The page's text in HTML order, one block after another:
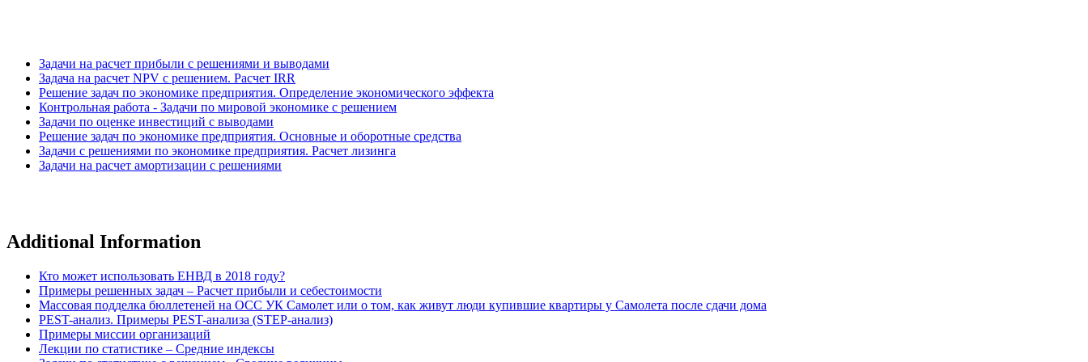
Задачи на расчет прибыли с решениями и выводами
Задача на расчет NPV с решением. Расчет IRR
Решение задач по экономике предприятия. Определение экономического эффекта
Контрольная работа - Задачи по мировой экономике с решением
Задачи по оценке инвестиций с выводами
Решение задач по экономике предприятия. Основные и оборотные средства
Задачи с решениями по экономике предприятия. Расчет лизинга
Задачи на расчет амортизации с решениями
Additional Information
Кто может использовать ЕНВД в 2018 году?
Примеры решенных задач – Расчет прибыли и себестоимости
Массовая подделка бюллетеней на ОСС УК Самолет или о том, как живут люди купившие квартиры у Самолета после сдачи дома
PEST-анализ. Примеры PEST-анализа (STEP-анализ)
Примеры миссии организаций
Лекции по статистике – Средние индексы